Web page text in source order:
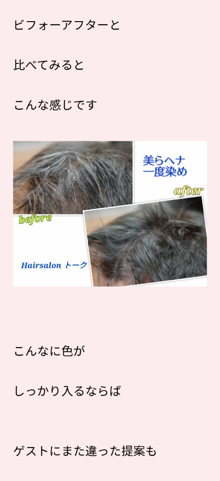
ビフォーアフターと
比べてみると
こんな感じです
こんなに色が
しっかり入るならば
ゲストにまた違った提案も